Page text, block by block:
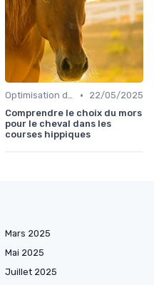
Optimisation des performances •
22/05/2025
Comprendre le choix du mors
pour le cheval dans les
courses hippiques
Mars 2025
Mai 2025
Juillet 2025